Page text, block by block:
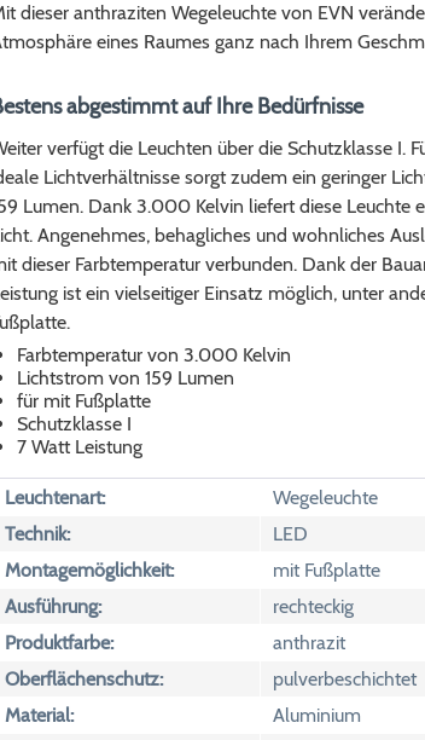
dieser anthraziten Wegeleuchte von EVN
eines Raumes ganz nach Ihrem
abgestimmt auf Ihre Bedürfnisse
verfügt die Leuchten über die Schutzklasse I.
Lichtverhältnisse sorgt zudem ein geringer
Lumen. Dank 3.000 Kelvin liefert diese Leuchte
Angenehmes, behagliches und wohnliches
dieser Farbtemperatur verbunden. Dank der
ist ein vielseitiger Einsatz möglich, unter
Farbtemperatur von 3.000 Kelvin
Lichtstrom von 159 Lumen
für mit Fußplatte
Schutzklasse I
7 Watt Leistung
Leuchtenart:
Wegeleuchte
Technik:
LED
Montagemöglichkeit:
mit Fußplatte
Ausführung:
rechteckig
Produktfarbe:
anthrazit
Oberflächenschutz:
pulverbeschichtet
Material:
Aluminium